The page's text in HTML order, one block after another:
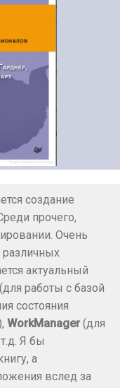
создание
прочего,
Очень
различных
актуальный
(для работы с базой
состояния
WorkManager (для
Я бы
а
вслед за